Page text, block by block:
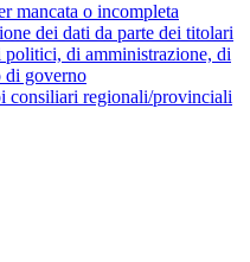
mancata o incompleta
dei dati da parte dei titolari
di amministrazione, di
di governo
consiliari regionali/provinciali